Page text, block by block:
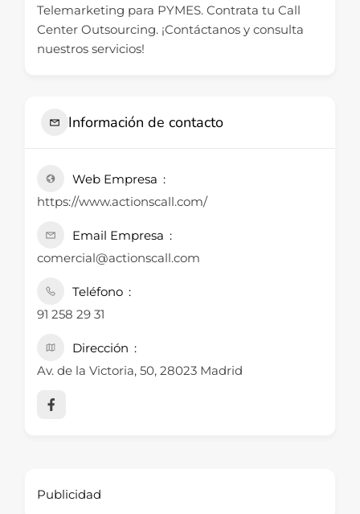
Telemarketing para PYMES. Contrata tu Call
Center Outsourcing. ¡Contáctanos y consulta
nuestros servicios!
Información de contacto
Web Empresa
https://www.actionscall.com/
Email Empresa
comercial@actionscall.com
Teléfono
91 258 29 31
Dirección
Av. de la Victoria, 50, 28023 Madrid
Publicidad